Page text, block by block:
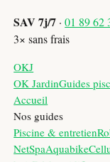
SAV 7j/7 ·01 89 62
3× sans frais
OKJ
OK JardinGuides
Accueil
Nos guides
Piscine & entretien
NetSpaAquabike